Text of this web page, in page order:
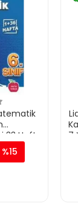
Hafta
%15
7